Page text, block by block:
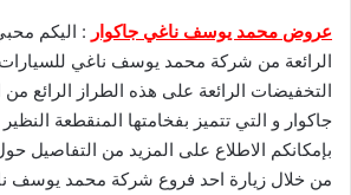
عروض محمد يوسف ناغي جاكوار : اليكم
الرائعة من شركة محمد يوسف ناغي للسيارات
التخفيضات الرائعة على هذه الطراز الرائع
جاكوار و التي تتميز بفخامتها المنقطعة النظير
بإمكانكم الاطلاع على المزيد من التفاصيل
من خلال زيارة احد فروع شركة محمد يوسف